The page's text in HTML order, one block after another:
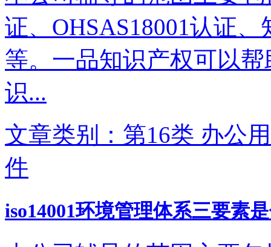
证、OHSAS18001认证
等。一品知识产权可以
识...
文章类别：第16类 办公
件
iso14001环境管理体系三要素